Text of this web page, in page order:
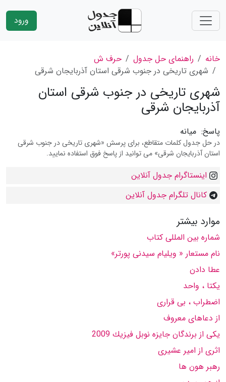
ورود
خانه راهنمای حل جدول
حرف ش
شهری تاریخی در جنوب شرقی استان آذربایجان شرقی
شهری تاریخی در جنوب شرقی استان
آذربایجان شرقی
پاسخ: میانه
در حل جدول کلمات متقاطع، برای پرسش «شهری تاریخی در جنوب شرقی
استان آذربایجان شرقی» می توانید از پاسخ فوق استفاده نمایید.
اینستاگرام جدول آنلاین
کانال تلگرام جدول آنلاین
موارد بیشتر
شماره بین المللی كتاب
نام مستعار « ویلیام سیدنی پورتر»
عطا دادن
یكتا ، واحد
اضطراب ، بی قراری
از دعاهای معروف
یكی از برندگان جایزه نوبل فیزیك 2009
اثری از امیر عشیری
رهبر هون ها